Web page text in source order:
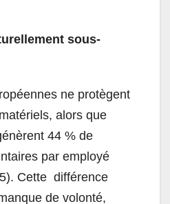
sous-
ne protègent
alors que
44 % de
par employé
Cette différence
de volonté,